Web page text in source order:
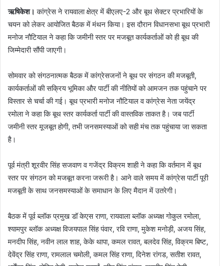
ऋषिकेश। कांग्रेस ने रायवाला क्षेत्र में बीएलए-2 और बूथ सेक्टर प्रभारियों के
चयन को लेकर आयोजित बैठक में मंथन किया। इस दौरान विधानसभा बूथ प्रभारी
मनोज नौटियाल ने कहा कि जमीनी स्तर पर मजबूत कार्यकर्ताओं को ही बूथ की
जिम्मेदारी सौंपी जाएगी।
सोमवार को संगठनात्मक बैठक में कांग्रेसजनों ने बूथ पर संगठन की मजबूती,
कार्यकर्ताओं की सक्रिय भूमिका और पार्टी की नीतियों को आमजन तक पहुंचाने पर
विस्तार से चर्चा की गई। बूथ प्रभारी मनोज नौटियाल व कांग्रेस नेता जयेंद्र
रमोला ने कहा कि बूथ स्तर कार्यकर्ता पार्टी की वास्तविक ताकत है। जब पार्टी
जमीनी स्तर मूजबूत होगी, तभी जनसमस्याओं को सही मंच तक पहुंचाया जा सकता
है।
पूर्व मंत्री शूरवीर सिंह सजवाण व गजेंद्र विक्रम शाही ने कहा कि वर्तमान में बूथ
स्तर पर संगठन को मजबूत करना जरूरी है। आने वाले समय में कांग्रेस पार्टी पूरी
मजबूती के साथ जनसमस्याओं के समाधान के लिए मैदान में उतरेगी।
बैठक में पूर्व ब्लॉक प्रमुख डॉ केएस राणा, रायवाला ब्लॉक अध्यक्ष गोकुल रमोला,
श्यामपुर ब्लॉक अध्यक्ष विजयपाल सिंह पंवार, रवि राणा, मुकेश मनोड़ी, अजय सिंह,
मनदीप सिंह, नवीन लाल शाह, केके थापा, कमल रावत, बलदेव सिंह, विक्रम बिष्ट,
देवेंद्र सिंह राणा, रामलाल चमोली, कमल सिंह राणा, दिनेश रांगड, सतीश रावत,